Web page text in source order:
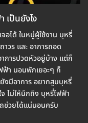
เป็นยังไง
อได้ ในหมู่ผู้ใช้งาน บุหรี่
วร และ อาการถอด
การปวดหัวอยู่บ้าง แต่ก็
ฟ้า นอนพักเยอะๆ ก็
งมีอาการ อยากสูบบุหรี่
จ ไม่ให้นึกถึง บุหรี่ไฟฟ้า
ช่วยได้แน่นอนครับ